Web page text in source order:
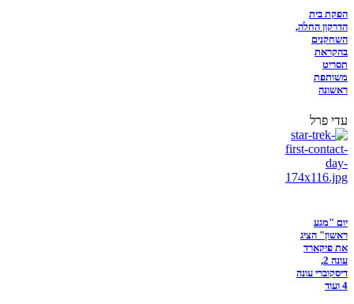
הפקת בית
הדרקון החלה,
השחקנים
בהקראת
תסריט
משותפת
ראשונה
עדי פרל
יום "מגע
ראשון" הציג
את פיקארד
עונה 2,
דיסקוברי עונה
4 ועוד